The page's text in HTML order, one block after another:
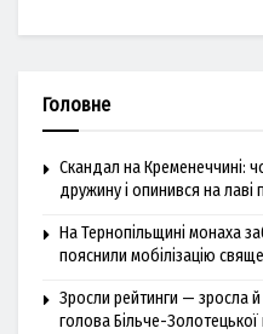
Головне
Скандал на Кременеччині:
дружину і опинився на лаві
На Тернопільщині монаха
пояснили мобілізацію
Зросли рейтинги — зросла й
голова Більче-